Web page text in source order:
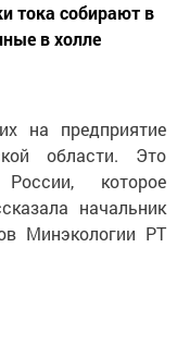
тока собирают в
в холле
на предприятие
области. Это
которое
начальник
Минэкологии РТ